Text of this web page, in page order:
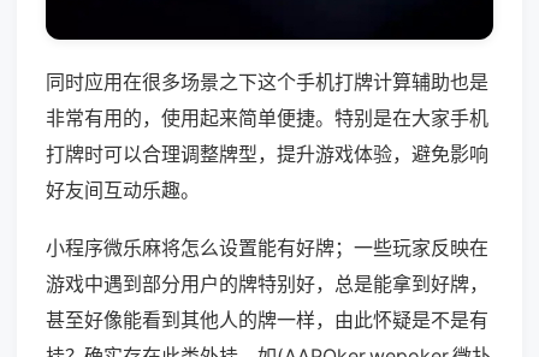
同时应用在很多场景之下这个手机打牌计算辅助也是
非常有用的，使用起来简单便捷。特别是在大家手机
打牌时可以合理调整牌型，提升游戏体验，避免影响
好友间互动乐趣。
小程序微乐麻将怎么设置能有好牌；一些玩家反映在
游戏中遇到部分用户的牌特别好，总是能拿到好牌，
甚至好像能看到其他人的牌一样，由此怀疑是不是有